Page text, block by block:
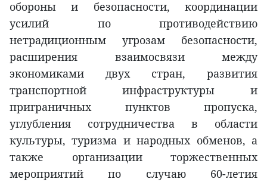
обороны и безопасности, координации
усилий по противодействию
нетрадиционным угрозам безопасности,
расширения взаимосвязи между
экономиками двух стран, развития
транспортной инфраструктуры и
приграничных пунктов пропуска,
углубления сотрудничества в области
культуры, туризма и народных обменов, а
также организации торжественных
мероприятий по случаю 60-летия